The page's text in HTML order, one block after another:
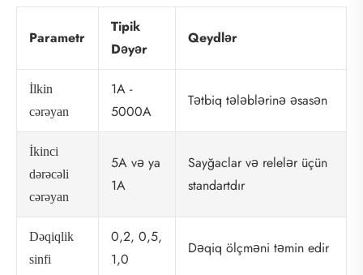
Parametr
Tipik
Dəyər
Qeydlər
İlkin
cərəyan
1A -
5000A
Tətbiq tələblərinə əsasən
İkinci
dərəcəli
cərəyan
5A və ya
1A
Sayğaclar və relelər üçün
standartdır
Dəqiqlik
sinfi
0,2, 0,5,
1,0
Dəqiq ölçməni təmin edir